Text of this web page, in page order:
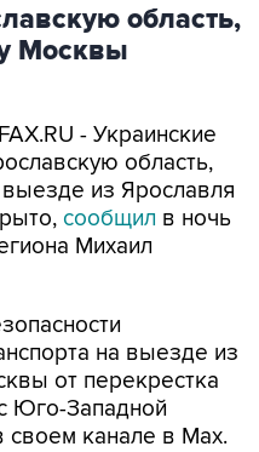
область,
Москвы
- Украинские
область,
из Ярославля
сообщил в ночь
Михаил
на выезде из
от перекрестка
Юго-Западной
своем канале в Мах.